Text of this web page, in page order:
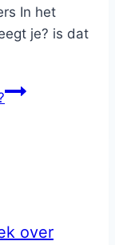
In het
je? is dat
over